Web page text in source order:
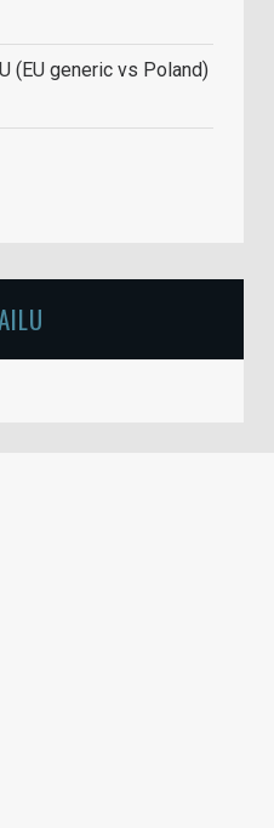
(EU generic vs Poland)